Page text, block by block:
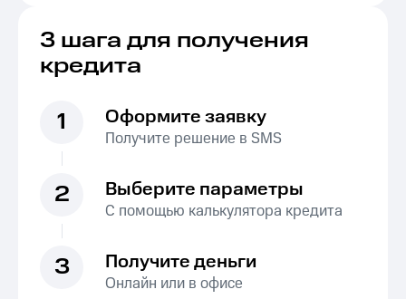
3 шага для получения
кредита
1
Оформите заявку
Получите решение в SMS
2
Выберите параметры
С помощью калькулятора кредита
3
Получите деньги
Онлайн или в офисе